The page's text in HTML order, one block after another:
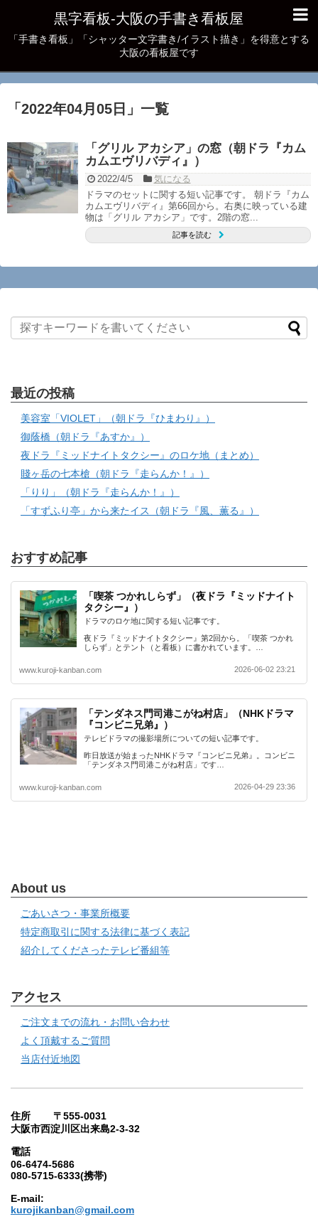
黒字看板‐大阪の手書き看板屋
「手書き看板」「シャッター文字書き/イラスト描き」を得意とする
大阪の看板屋です
「 2022年04月05日 」 一覧
「グリル アカシア」の窓（朝ドラ『カム
カムエヴリバディ』）
2022/4/5
気になる
ドラマのセットに関する短い記事です。 朝ドラ『カム
カムエヴリバディ』第66回から。右奥に映っている建
物は「グリル アカシア」です。2階の窓...
記事を読む
最近の投稿
美容室「VIOLET」（朝ドラ『ひまわり』）
御蔭橋（朝ドラ『あすか』）
夜ドラ『ミッドナイトタクシー』のロケ地（まとめ）
賤ヶ岳の七本槍（朝ドラ『走らんか！』）
「りり」（朝ドラ『走らんか！』）
「すずふり亭」から来たイス（朝ドラ『風、薫る』）
おすすめ記事
「喫茶 つかれしらず」（夜ドラ『ミッドナイト
タクシー』）
ドラマのロケ地に関する短い記事です。
夜ドラ『ミッドナイトタクシー』第2回から。「喫茶 つかれ
しらず」とテント（と看板）に書かれています。…
www.kuroji-kanban.com 2026-06-02 23:21
「テンダネス門司港こがね村店」（NHKドラマ
『コンビニ兄弟』）
テレビドラマの撮影場所についての短い記事です。
昨日放送が始まったNHKドラマ『コンビニ兄弟』。コンビニ
「テンダネス門司港こがね村店」です…
www.kuroji-kanban.com 2026-04-29 23:36
About us
ごあいさつ・事業所概要
特定商取引に関する法律に基づく表記
紹介してくださったテレビ番組等
アクセス
ご注文までの流れ・お問い合わせ
よく頂戴するご質問
当店付近地図
住所 〒555-0031
大阪市西淀川区出来島2-3-32
電話
06-6474-5686
080-5715-6333(携帯)
E-mail:
kurojikanban@gmail.com